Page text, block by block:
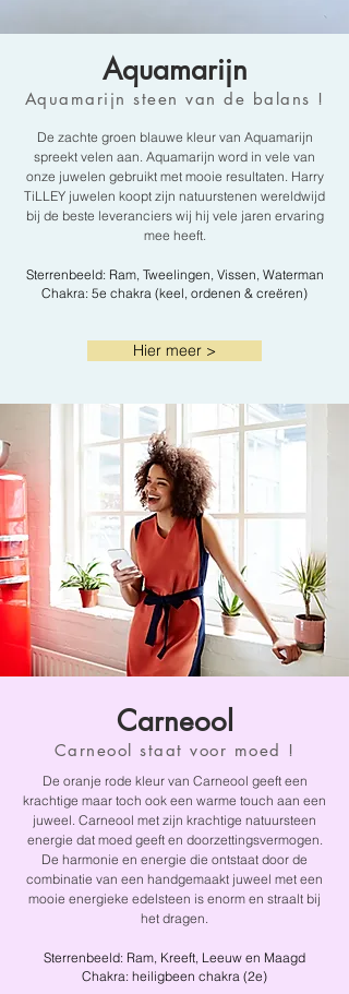
Aquamarijn
Aquamarijn steen van de balans !
De zachte groen blauwe kleur van Aquamarijn
spreekt velen aan. Aquamarijn word in vele van
onze juwelen gebruikt met mooie resultaten. Harry
TiLLEY juwelen koopt zijn natuurstenen wereldwijd
bij de beste leveranciers wij hij vele jaren ervaring
mee heeft.
Sterrenbeeld: Ram, Tweelingen, Vissen, Waterman
Chakra: 5e chakra (keel, ordenen & creëren)
Hier meer >
Carneool
Carneool staat voor moed !
De oranje rode kleur van Carneool geeft een
krachtige maar toch ook een warme touch aan een
juweel. Carneool met zijn krachtige natuursteen
energie dat moed geeft en doorzettingsvermogen.
De harmonie en energie die ontstaat door de
combinatie van een handgemaakt juweel met een
mooie energieke edelsteen is enorm en straalt bij
het dragen.
Sterrenbeeld: Ram, Kreeft, Leeuw en Maagd
Chakra: heiligbeen chakra (2e)